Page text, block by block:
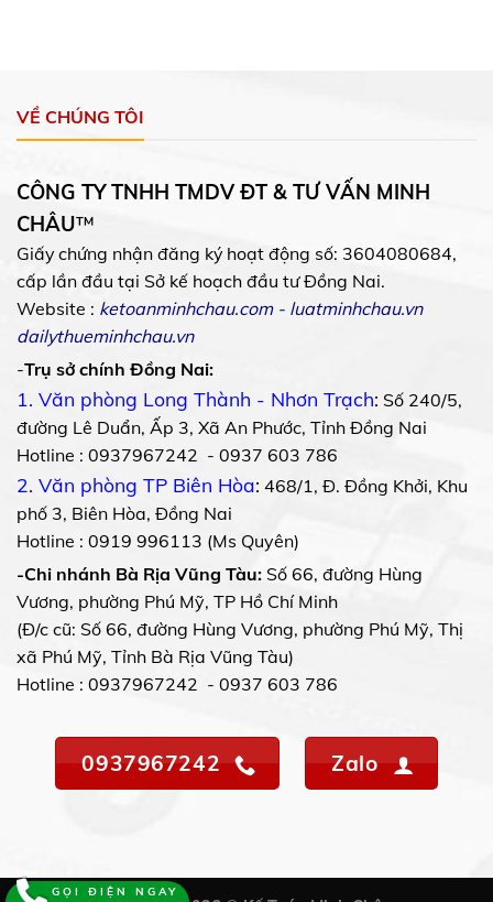
VỀ CHÚNG TÔI
CÔNG TY TNHH TMDV ĐT & TƯ VẤN MINH
CHÂU™
Giấy chứng nhận đăng ký hoạt động số: 3604080684,
cấp lần đầu tại Sở kế hoạch đầu tư Đồng Nai.
Website : ketoanminhchau.com- luatminhchau.vn
dailythueminhchau.vn
-Trụ sở chính Đồng Nai:
1. Văn phòng Long Thành - Nhơn Trạch: Số 240/5,
đường Lê Duẩn, Ấp 3, Xã An Phước, Tỉnh Đồng Nai
Hotline : 0937967242 - 0937 603 786
2. Văn phòng TP Biên Hòa: 468/1, Đ. Đồng Khởi, Khu
phố 3, Biên Hòa, Đồng Nai
Hotline : 0919 996113 (Ms Quyên)
-Chi nhánh Bà Rịa Vũng Tàu: Số 66, đường Hùng
Vương, phường Phú Mỹ, TP Hồ Chí Minh
(Đ/c cũ: Số 66, đường Hùng Vương, phường Phú Mỹ, Thị
xã Phú Mỹ, Tỉnh Bà Rịa Vũng Tàu)
Hotline : 0937967242 - 0937 603 786
0937967242 Zalo
GỌI ĐIỆN NGAY